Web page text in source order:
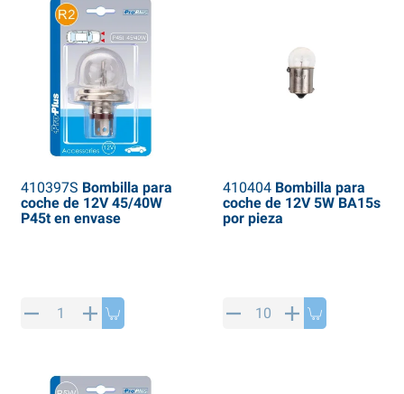
410397S Bombilla para
coche de 12V 45/40W
P45t en envase
410404Bombilla para
coche de 12V 5W BA15s
por pieza